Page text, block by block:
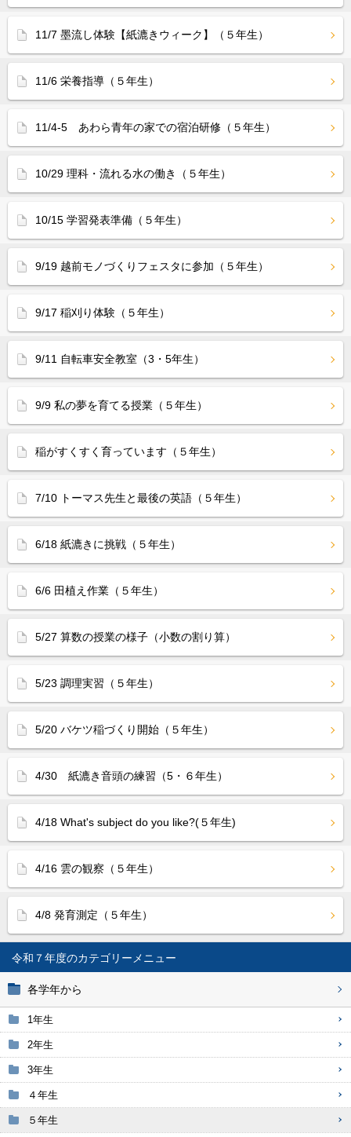
令和７年度
各学年から
1年生
2年生
3年生
４年生
５年生
11/7 墨流し体験【紙漉きウィーク】（５年生）
11/6 栄養指導（５年生）
11/4-5 あわら青年の家での宿泊研修（５年生）
10/29 理科・流れる水の働き（５年生）
10/15 学習発表準備（５年生）
9/19 越前モノづくりフェスタに参加（５年生）
9/17 稲刈り体験（５年生）
9/11 自転車安全教室（3・5年生）
9/9 私の夢を育てる授業（５年生）
稲がすくすく育っています（５年生）
7/10 トーマス先生と最後の英語（５年生）
6/18 紙漉きに挑戦（５年生）
6/6 田植え作業（５年生）
5/27 算数の授業の様子（小数の割り算）
5/23 調理実習（５年生）
5/20 バケツ稲づくり開始（５年生）
4/30 紙漉き音頭の練習（5・６年生）
4/18 What's subject do you like?(５年生)
4/16 雲の観察（５年生）
4/8 発育測定（５年生）